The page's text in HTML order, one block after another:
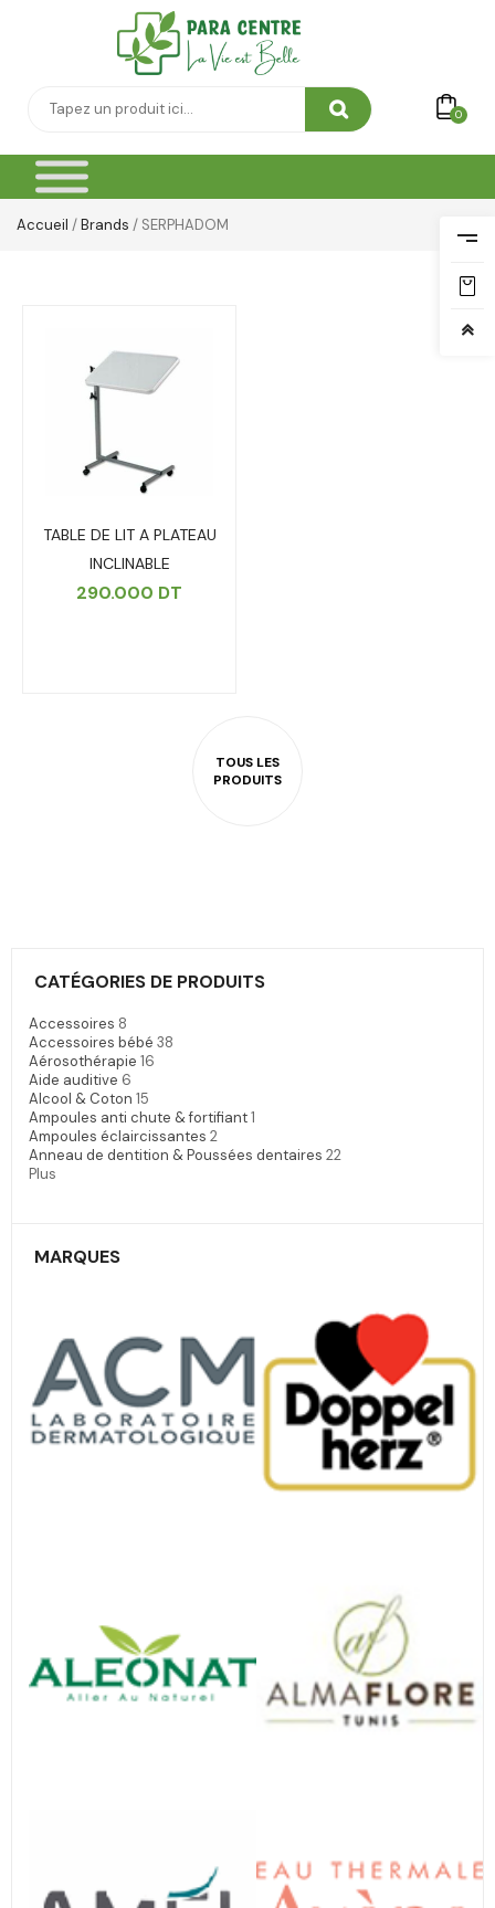
0
Accueil /Brands / SERPHADOM
CATÉGORIES DE PRODUITS
Accessoires 8
Accessoires bébé 38
Aérosothérapie 16
Aide auditive 6
Alcool & Coton 15
Ampoules anti chute & fortifiant1
Ampoules éclaircissantes 2
Anneau de dentition & Poussées dentaires 22
Plus
MARQUES
TABLE DE LIT A PLATEAU
INCLINABLE
290.000 DT